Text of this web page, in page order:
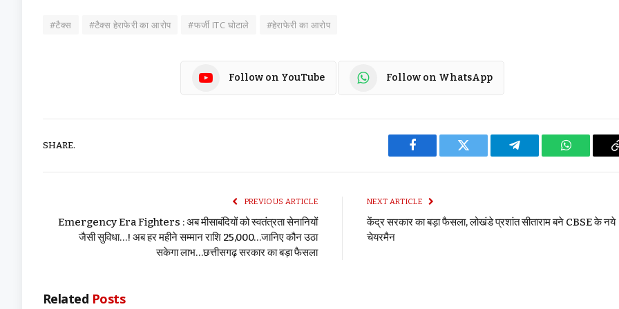
#टैक्स #टैक्स हेराफेरी का आरोप #फर्जी ITC घोटाले #हेराफेरी का आरोप
Follow on YouTube Follow on WhatsApp
SHARE.
Facebook Twitter Telegram WhatsApp
PREVIOUS ARTICLE
Emergency Era Fighters : अब मीसाबंदियों को स्वतंत्रता सेनानियों
जैसी सुविधा…! अब हर महीने सम्मान राशि ₹25,000…जानिए कौन उठा
सकेगा लाभ…छत्तीसगढ़ सरकार का बड़ा फैसला
NEXT ARTICLE
केंद्र सरकार का बड़ा फैसला, लोखंडे प्रशांत सीताराम बने CBSE के नये
चेयरमैन
Related Posts